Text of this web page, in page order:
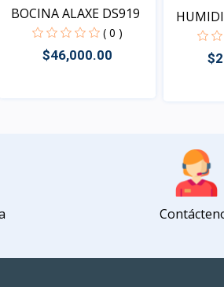
BOCINA ALAXE DS919
( 0 )
$46,000.00